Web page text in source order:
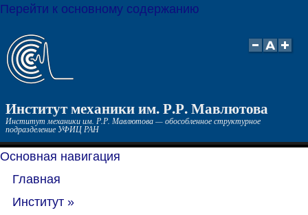
Перейти к основному содержанию
Институт механики им. Р.Р. Мавлютова
Институт механики им. Р.Р. Мавлютова — обособленное структурное
подразделение УФИЦ РАН
Основная навигация
Главная
Институт »